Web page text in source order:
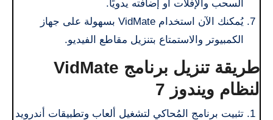
السحب والإفلات أو إضافته يدويًا.
يُمكنك الآن استخدام VidMate بسهولة على جهاز
الكمبيوتر والاستمتاع بتنزيل مقاطع الفيديو.
طريقة تنزيل برنامج VidMate
لنظام ويندوز 7
تثبيت برنامج المُحاكي لتشغيل ألعاب وتطبيقات أندرويد